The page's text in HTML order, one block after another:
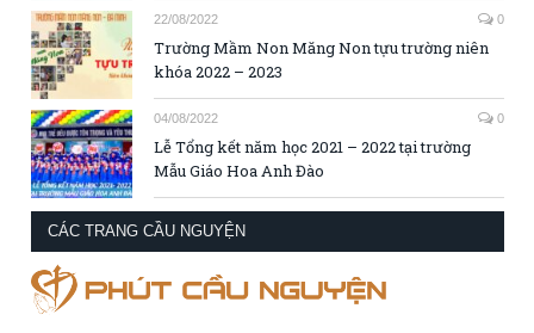
22/08/2022 0
Trường Mầm Non Măng Non tựu trường niên
khóa 2022 – 2023
04/08/2022 0
Lễ Tổng kết năm học 2021 – 2022 tại trường
Mẫu Giáo Hoa Anh Đào
CÁC TRANG CẦU NGUYỆN